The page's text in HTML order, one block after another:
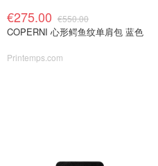
€275.00 €550.00
COPERNI 心形鳄鱼纹单肩包 蓝色
Printemps.com